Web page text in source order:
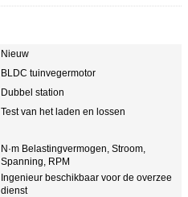
Nieuw
BLDC tuinvegermotor
Dubbel station
Test van het laden en lossen
N·m Belastingvermogen, Stroom,
Spanning, RPM
Ingenieur beschikbaar voor de overzee
dienst